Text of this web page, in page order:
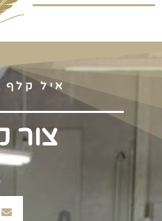
איל קלף
צור